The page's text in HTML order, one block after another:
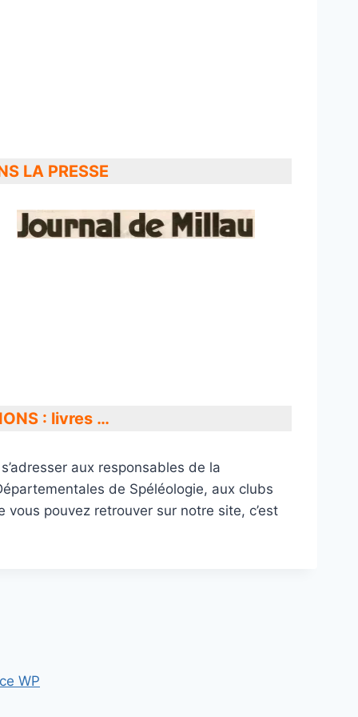
LA PRESSE
: livres …
aux responsables de la
de Spéléologie, aux clubs
pouvez retrouver sur notre site, c’est
WP